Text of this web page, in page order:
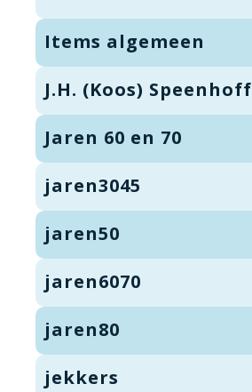
Items algemeen
J.H. (Koos) Speenhoff
Jaren 60 en 70
jaren3045
jaren50
jaren6070
jaren80
jekkers